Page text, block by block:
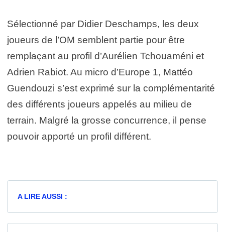
Sélectionné par Didier Deschamps, les deux
joueurs de l’OM semblent partie pour être
remplaçant au profil d’Aurélien Tchouaméni et
Adrien Rabiot. Au micro d’Europe 1, Mattéo
Guendouzi s’est exprimé sur la complémentarité
des différents joueurs appelés au milieu de
terrain. Malgré la grosse concurrence, il pense
pouvoir apporté un profil différent.
A LIRE AUSSI :